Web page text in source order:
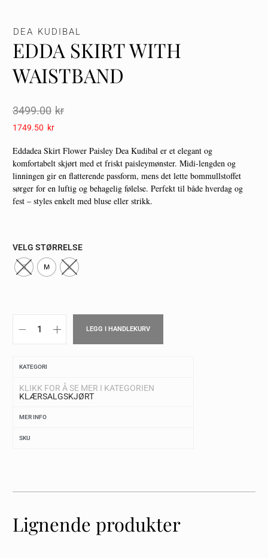
DEA KUDIBAL
EDDA SKIRT WITH
WAISTBAND
3499.00 Kr
1749.50 Kr
Eddadea Skirt Flower Paisley Dea Kudibal er et elegant og
komfortabelt skjørt med et friskt paisleymønster. Midi-lengden og
linningen gir en flatterende passform, mens det lette bommullstoffet
sørger for en luftig og behagelig følelse. Perfekt til både hverdag og
fest – styles enkelt med bluse eller strikk.
VELG STØRRELSE
S M L
LEGG I HANDLEKURV
KATEGORI
KLIKK FOR Å SE MER I KATEGORIEN
KLÆRSALGSKJØRT
MER INFO
SKU
Lignende produkter